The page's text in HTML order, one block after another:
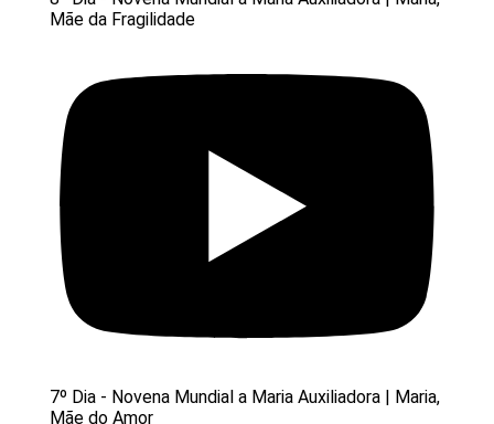
Mãe da Fragilidade
7º Dia - Novena Mundial a Maria Auxiliadora | Maria,
Mãe do Amor